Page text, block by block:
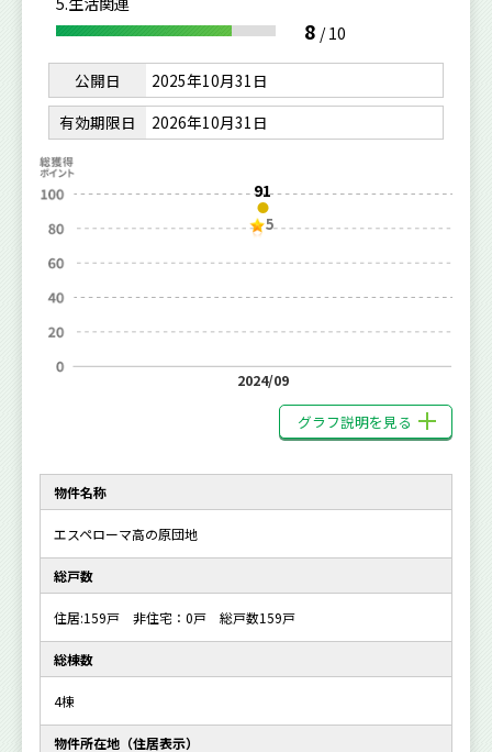
8 /10
公開日
2025年10月31日
有効期限日
2026年10月31日
91
5
2024/09
グラフ説明を見る
物件名称
エスペローマ高の原団地
総戸数
住居:159戸 非住宅：0戸 総戸数159戸
総棟数
4棟
物件所在地（住居表示）